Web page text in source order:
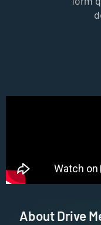
Drive Me Away è
e Vacanze, una